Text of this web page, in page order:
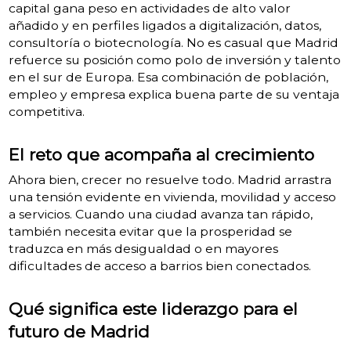
capital gana peso en actividades de alto valor
añadido y en perfiles ligados a digitalización, datos,
consultoría o biotecnología. No es casual que Madrid
refuerce su posición como polo de inversión y talento
en el sur de Europa. Esa combinación de población,
empleo y empresa explica buena parte de su ventaja
competitiva.
El reto que acompaña al crecimiento
Ahora bien, crecer no resuelve todo. Madrid arrastra
una tensión evidente en vivienda, movilidad y acceso
a servicios. Cuando una ciudad avanza tan rápido,
también necesita evitar que la prosperidad se
traduzca en más desigualdad o en mayores
dificultades de acceso a barrios bien conectados.
Qué significa este liderazgo para el
futuro de Madrid